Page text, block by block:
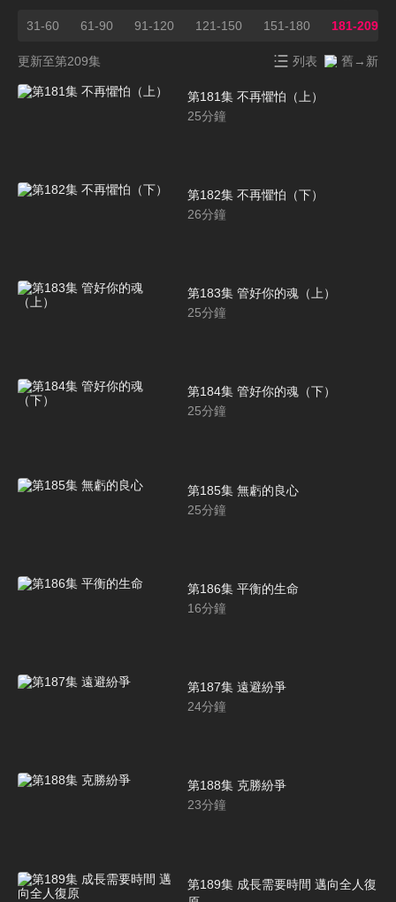
31-60 61-90 91-120 121-150 151-180 181-209
更新至第209集 列表 舊→新
第181集 不再懼怕（上）
25分鐘
第182集 不再懼怕（下）
26分鐘
第183集 管好你的魂（上）
25分鐘
第184集 管好你的魂（下）
25分鐘
第185集 無虧的良心
25分鐘
第186集 平衡的生命
16分鐘
第187集 遠避紛爭
24分鐘
第188集 克勝紛爭
23分鐘
第189集 成長需要時間 邁向全人復